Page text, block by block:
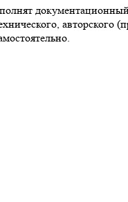
авторского